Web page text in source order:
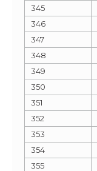
345
346
347
348
349
350
351
352
353
354
355